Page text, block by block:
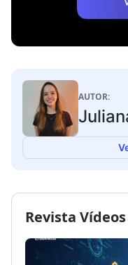
AUTOR:
Revista Vídeos